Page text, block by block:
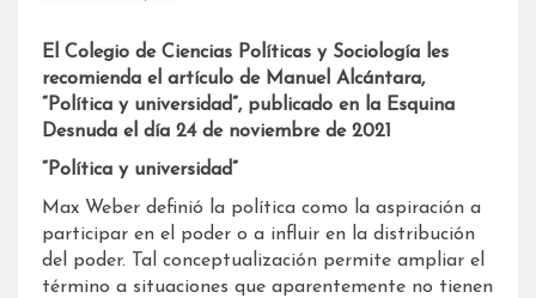
El Colegio de Ciencias Políticas y Sociología les
recomienda el artículo de Manuel Alcántara,
“Política y universidad”, publicado en la Esquina
Desnuda el día 24 de noviembre de 2021
“Política y universidad”
Max Weber definió la política como la aspiración a
participar en el poder o a influir en la distribución
del poder. Tal conceptualización permite ampliar el
término a situaciones que aparentemente no tienen